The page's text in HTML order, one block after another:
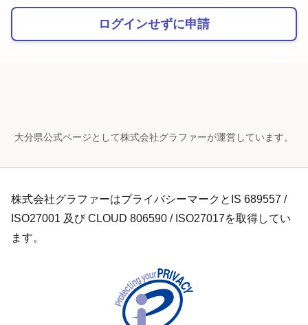
ログインせずに申請
大分県公式ページとして株式会社グラファーが運営しています。
株式会社グラファーはプライバシーマークとIS 689557 /
ISO27001 及び CLOUD 806590 / ISO27017を取得してい
ます。